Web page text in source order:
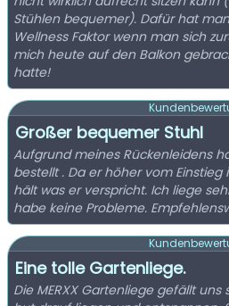
Stühlen bequemer). Dafür hat
Wellness Faktor wenn man sich
mich heute auf den Balkon
hatte!
Großer bequemer Stuhl
Aufgrund meines Rückenleidens
bestellt . Da er höher vom
hält was er verspricht. Ich liege
habe keine Probleme.
Eine tolle Gartenliege.
Die MERXX Gartenliege gefällt